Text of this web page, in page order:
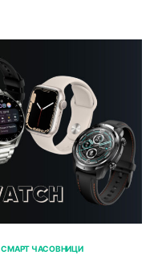
СМАРТ ЧАСОВНИЦИ